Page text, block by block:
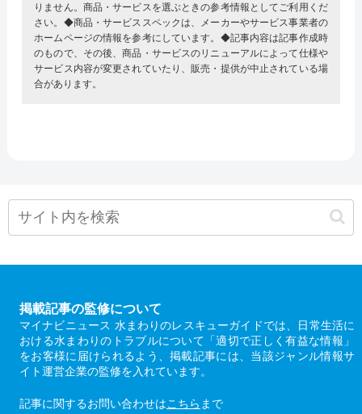
りません。商品・サービスを選ぶときの参考情報としてご利用くだ
さい。◆商品・サービススペックは、メーカーやサービス事業者の
ホームページの情報を参考にしています。◆記事内容は記事作成時
のもので、その後、商品・サービスのリニューアルによって仕様や
サービス内容が変更されていたり、販売・提供が中止されている場
合があります。
掲載記事の監修について
マイナビニュース 水まわりのレスキューガイドでは、日常生活に
おける水まわりのトラブルについて「適切で正しく有益な情報」
をお客様に届けられるよう、掲載記事には、当該ジャンル情報サ
イト運営企業の監修を入れています。
記事に関するお問い合わせはこちら まで